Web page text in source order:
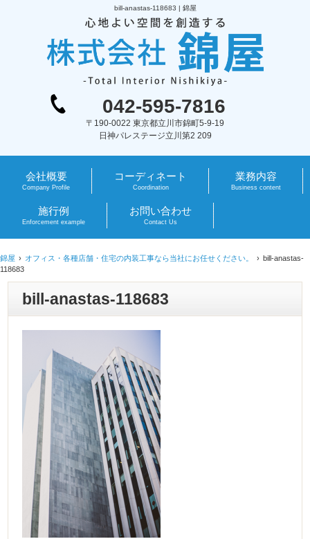
bill-anastas-118683 | 錦屋
042-595-7816
〒190-0022 東京都立川市錦町5-9-19
日神パレステージ立川第2 209
会社概要
Company Profile
コーディネート
Coordination
業務内容
Business content
施行例
Enforcement example
お問い合わせ
Contact Us
錦屋 オフィス・各種店舗・住宅の内装工事なら当社にお任せください。
bill-anastas-
118683
bill-anastas-118683